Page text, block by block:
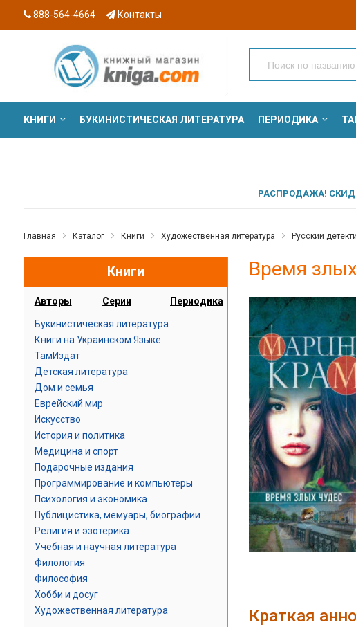
888-564-4664 Контакты
КНИГИ БУКИНИСТИЧЕСКАЯ ЛИТЕРАТУРА ПЕРИОДИКА
РАСПРОДАЖА!
Главная Каталог Книги Художественная литература Русский
Книги
Авторы Серии Периодика
Букинистическая литература
Книги на Украинском Языке
ТамИздат
Детская литература
Дом и семья
Еврейский мир
Искусство
История и политика
Медицина и спорт
Подарочные издания
Программирование и компьютеры
Психология и экономика
Публицистика, мемуары, биографии
Религия и эзотерика
Учебная и научная литература
Филология
Философия
Хобби и досуг
Художественная литература
Время
Краткая